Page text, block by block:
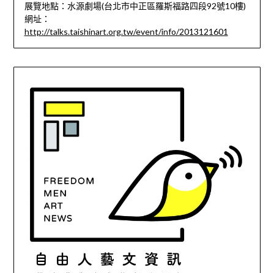
展覽地點：水源劇場(台北市中正區羅斯福路四段92號10樓)
網址：
http://talks.taishinart.org.tw/event/info/2013121601